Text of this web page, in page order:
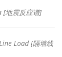
[地震反应谱]
Load [隔墙线